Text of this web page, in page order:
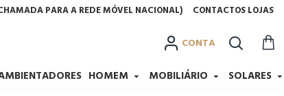
PARA A REDE MÓVEL NACIONAL) CONTACTOS LOJAS
HOMEM MOBILIÁRIO SOLARES
CONTA